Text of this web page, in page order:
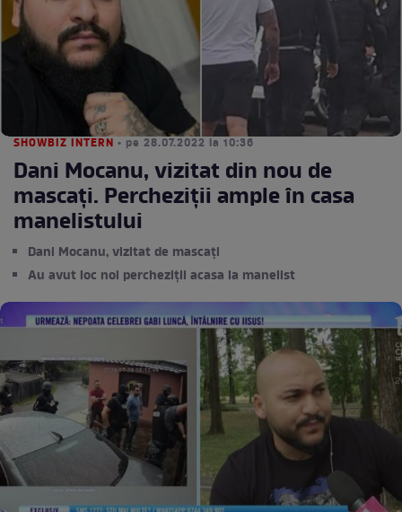
SHOWBIZ INTERN • pe 28.07.2022 la 10:36
Dani Mocanu, vizitat din nou de
mascați. Percheziții ample în casa
manelistului
Dani Mocanu, vizitat de mascați
Au avut loc noi percheziții acasa la manelist